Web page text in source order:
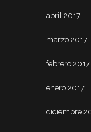
abril 2017
marzo 2017
febrero 2017
enero 2017
diciembre